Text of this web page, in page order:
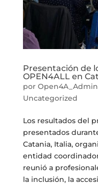
Presentación de
OPEN4ALL en
por Open4A_Admin
Uncategorized
Los resultados del
presentados
Catania, Italia,
entidad
reunió a
la inclusión, la